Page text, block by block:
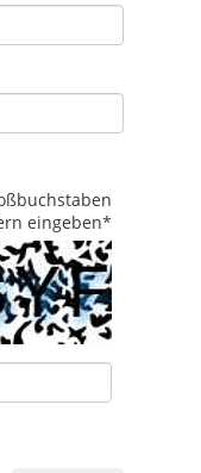
eingeben*